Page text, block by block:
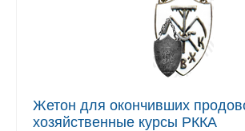
Жетон для окончивших
хозяйственные курсы РККА